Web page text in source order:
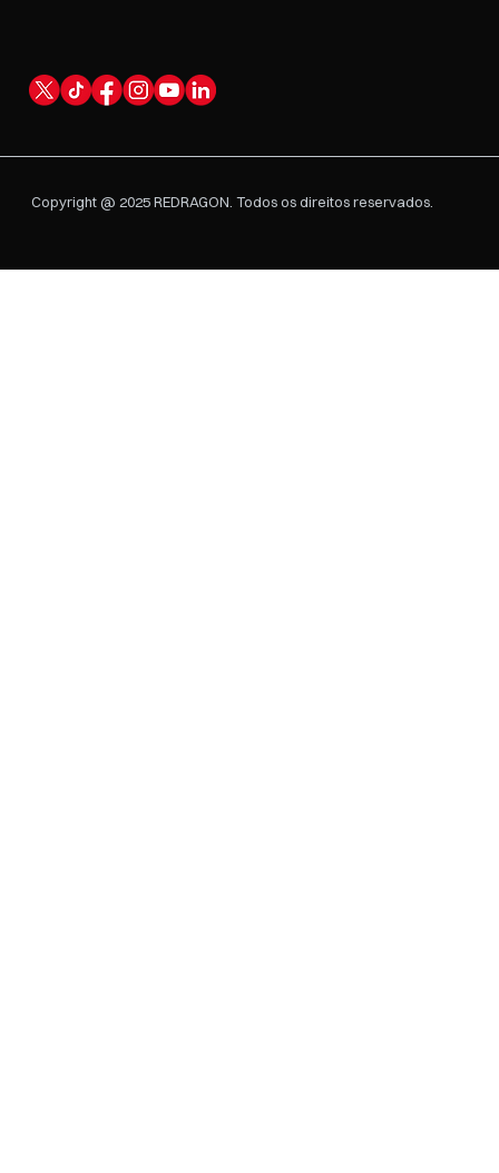
Copyright @ 2025 REDRAGON. Todos os direitos reservados.